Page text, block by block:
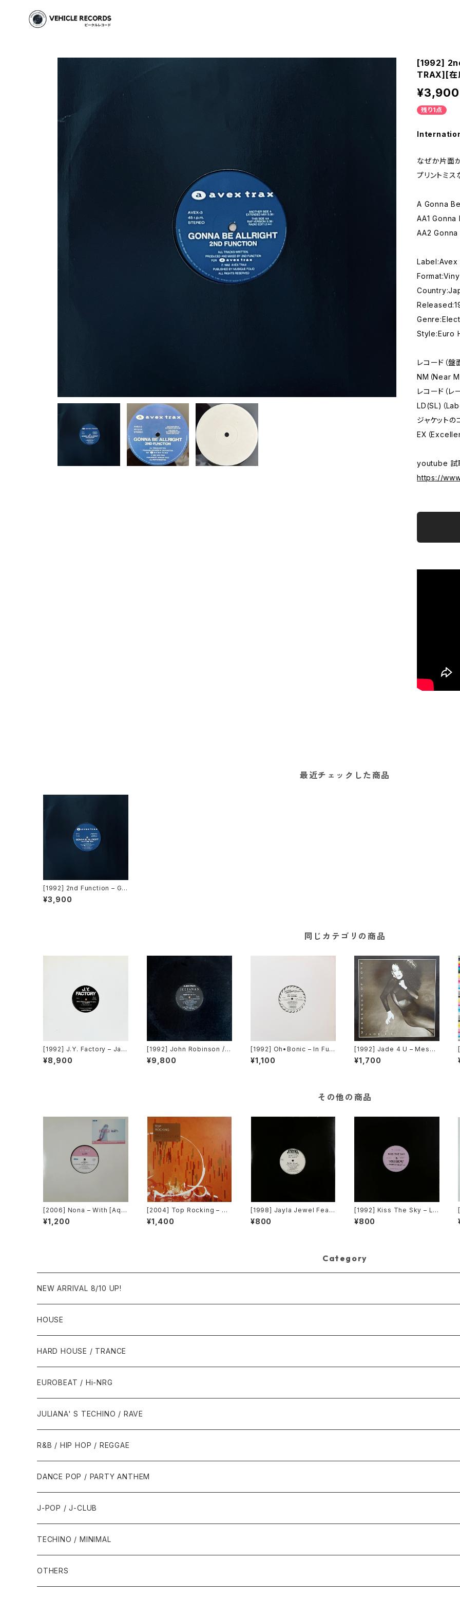
[1992]
TRAX][在
¥3,900
残り1点
なぜか片面
プリントミス
A Gonna
AA1
AA2
Label:Avex
Style:Euro
レコード（盤
NM（Near
レコード（レ
LD(SL)（
ジャケットの
EX（
youtube 試
https://
最近チェックした商品
[1992] 2nd Function – Go
nna Be Alright [AVEX TRA
X][在庫B]
¥3,900
同じカテゴリの商品
[1992] J.Y. Factory – Jam
es Brown Is Dead Or Aliv
e [Avex Trax]
¥8,900
[1992] John Robinson / D
igital Volcano – Damnatio
n / Explosion [Avex Trax]
¥9,800
[1992] Oh•Bonic – In Ful
EFX [Cutting Techno]
¥1,100
[1992] Jade 4 U – Messe
nger Of Love [Trance Mi
ssion]
¥1,700
その他の商品
[2006] Nona – With [Aqu
a][PROMO]
¥1,200
[2004] Top Rocking – Co
smic Broadcast_EP [Q-T
ape Records]
¥1,400
[1998] Jayla Jewel Featu
ring Grand Puba – I Like
What U Do To Me (Remi
¥800
[1992] Kiss The Sky – Liv
ing For You / Voodoo Chi
le / What Does It Take? /
¥800
Category
NEW ARRIVAL 8/10 UP!
HOUSE
1980年代
1987年・以前
1988年
1990年代
1990年
1991年
1996年
2000年代
2000年
2001年
2010年代
2010年
2011年
HARD HOUSE / TRANCE
1990年代
1994年・以前
1995年
2000年代
2000年
2001年
EUROBEAT / Hi-NRG
1980年代
1986年・以前
1987年
1990年代
1990年
1991年
2000年代
JULIANA' S TECHINO / RAVE
1990年代
1990年
1991年
2000年代
2000年
2001年
R&B / HIP HOP / REGGAE
1980年代
1985年・以前
1986年
1990年代
1990年
1991年
2000年代
2000年
DANCE POP / PARTY ANTHEM
1980年代
1988年・以前
1989年
1990年代
1990年
2000年代
J-POP / J-CLUB
1980年代
1990年代
TECHINO / MINIMAL
OTHERS